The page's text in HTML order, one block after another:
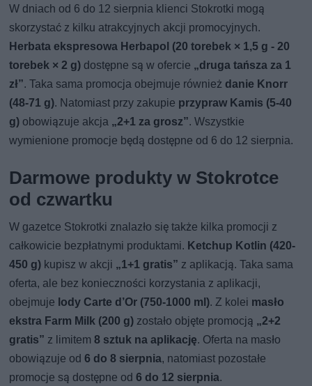
W dniach od 6 do 12 sierpnia klienci Stokrotki mogą
skorzystać z kilku atrakcyjnych akcji promocyjnych.
Herbata ekspresowa Herbapol (20 torebek × 1,5 g - 20
torebek × 2 g) dostępne są w ofercie „druga tańsza za 1
zł”. Taka sama promocja obejmuje również danie Knorr
(48-71 g). Natomiast przy zakupie przypraw Kamis (5-40
g) obowiązuje akcja „2+1 za grosz”. Wszystkie
wymienione promocje będą dostępne od 6 do 12 sierpnia.
Darmowe produkty w Stokrotce
od czwartku
W gazetce Stokrotki znalazło się także kilka promocji z
całkowicie bezpłatnymi produktami. Ketchup Kotlin (420-
450 g) kupisz w akcji „1+1 gratis” z aplikacją. Taka sama
oferta, ale bez konieczności korzystania z aplikacji,
obejmuje lody Carte d’Or (750-1000 ml). Z kolei masło
ekstra Farm Milk (200 g) zostało objęte promocją „2+2
gratis” z limitem8 sztuk na aplikację. Oferta na masło
obowiązuje od6 do 8 sierpnia, natomiast pozostałe
promocje są dostępne od6 do 12 sierpnia.